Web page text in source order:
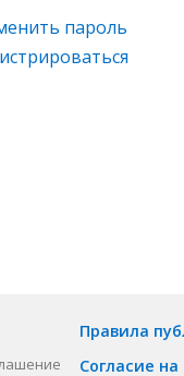
пароль
Правила
Согласие